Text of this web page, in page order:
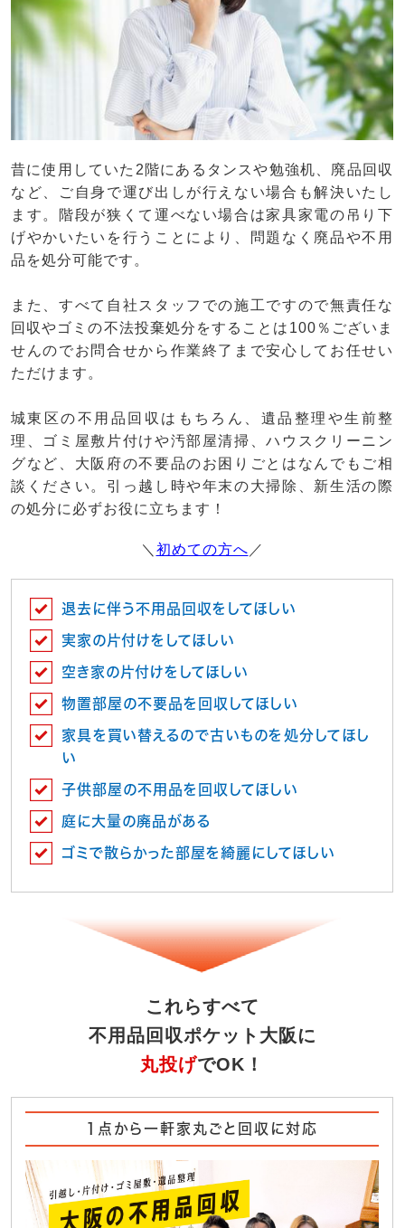
昔に使用していた2階にあるタンスや勉強机、廃品回収
など、ご自身で運び出しが行えない場合も解決いたし
ます。階段が狭くて運べない場合は家具家電の吊り下
げやかいたいを行うことにより、問題なく廃品や不用
品を処分可能です。
また、すべて自社スタッフでの施工ですので無責任な
回収やゴミの不法投棄処分をすることは100％ございま
せんのでお問合せから作業終了まで安心してお任せい
ただけます。
城東区の不用品回収はもちろん、遺品整理や生前整
理、ゴミ屋敷片付けや汚部屋清掃、ハウスクリーニン
グなど、大阪府の不要品のお困りごとはなんでもご相
談ください。引っ越し時や年末の大掃除、新生活の際
の処分に必ずお役に立ちます！
＼ 初めての方へ ／
退去に伴う不用品回収をしてほしい
実家の片付けをしてほしい
空き家の片付けをしてほしい
物置部屋の不要品を回収してほしい
家具を買い替えるので古いものを処分してほし
い
子供部屋の不用品を回収してほしい
庭に大量の廃品がある
ゴミで散らかった部屋を綺麗にしてほしい
これらすべて
不用品回収ポケット大阪に
丸投げでOK！
1点から一軒家丸ごと回収に対応